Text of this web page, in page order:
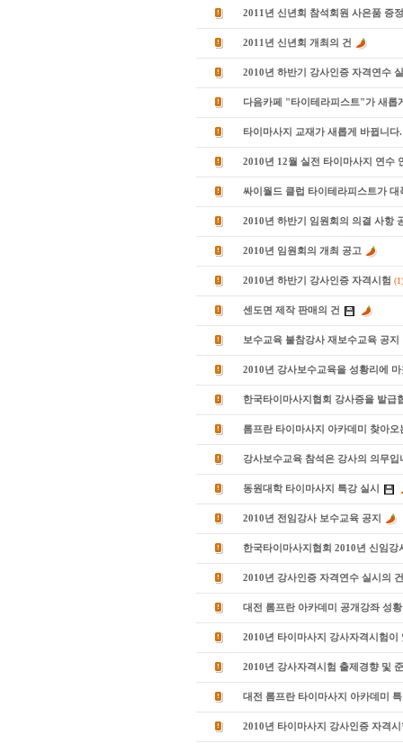
2011년 신년회 참석회원 사은품 증정
2011년 신년회 개최의 건
2010년 하반기 강사인증 자격연수
다음카페 "타이테라피스트"가 새롭
타이마사지 교재가 새롭게 바뀝니다.
2010년 12월 실전 타이마사지 연수
싸이월드 클럽 타이테라피스트가
2010년 하반기 임원회의 의결 사항
2010년 임원회의 개최 공고
2010년 하반기 강사인증 자격시험 (1)
센도면 제작 판매의 건
보수교육 불참강사 재보수교육 공지
2010년 강사보수교육을 성황리에
한국타이마사지협회 강사증을 발급
롬프란 타이마사지 아카데미 찾아오
강사보수교육 참석은 강사의 의무입
동원대학 타이마사지 특강 실시
2010년 전임강사 보수교육 공지
한국타이마사지협회 2010년 신임강
2010년 강사인증 자격연수 실시의 건
대전 롬프란 아카데미 공개강좌 성
2010년 타이마사지 강사자격시험이
2010년 강사자격시험 출제경향 및
대전 롬프란 타이마사지 아카데미
2010년 타이마사지 강사인증 자격